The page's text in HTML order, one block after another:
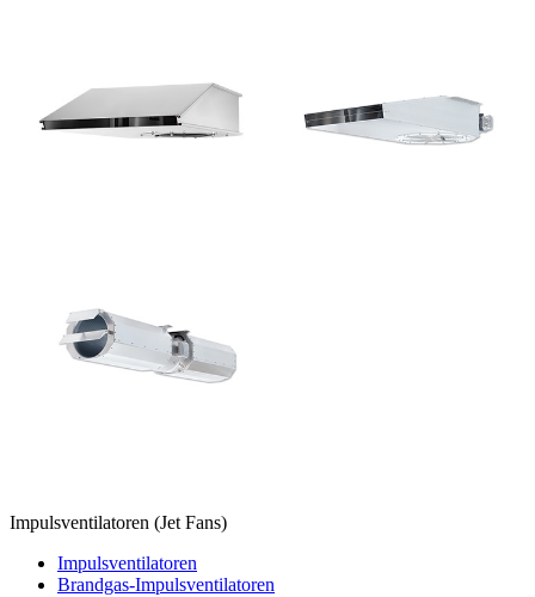
Impulsventilatoren (Jet Fans)
Impulsventilatoren
Brandgas-Impulsventilatoren